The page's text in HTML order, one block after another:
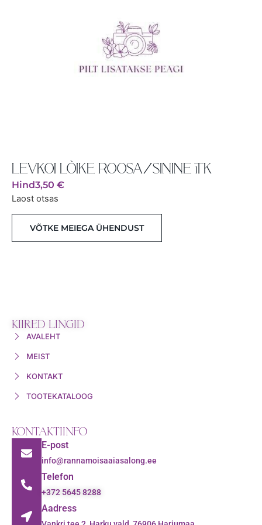
LEVKOI LÕIKE ROOSA/SININE 1TK
Hind3,50 €
Laost otsas
VÕTKE MEIEGA ÜHENDUST
KIIRED LINGID
AVALEHT
MEIST
KONTAKT
TOOTEKATALOOG
KONTAKTIINFO
E-post
info@rannamoisaaiasalong.ee
Telefon
+372 5645 8288
Aadress